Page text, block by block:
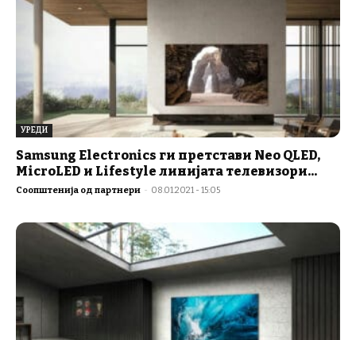
УРЕДИ
Samsung Electronics ги претстави Neo QLED,
MicroLED и Lifestyle линијата телевизори...
Соопштенија од партнери - 08.01.2021 - 15:05